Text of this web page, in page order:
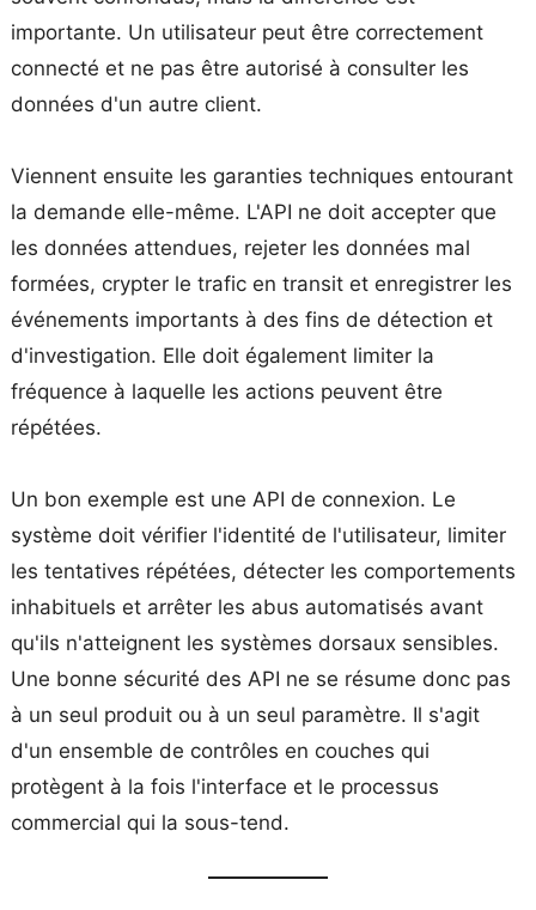
importante. Un utilisateur peut être correctement
connecté et ne pas être autorisé à consulter les
données d'un autre client.
Viennent ensuite les garanties techniques entourant
la demande elle-même. L'API ne doit accepter que
les données attendues, rejeter les données mal
formées, crypter le trafic en transit et enregistrer les
événements importants à des fins de détection et
d'investigation. Elle doit également limiter la
fréquence à laquelle les actions peuvent être
répétées.
Un bon exemple est une API de connexion. Le
système doit vérifier l'identité de l'utilisateur, limiter
les tentatives répétées, détecter les comportements
inhabituels et arrêter les abus automatisés avant
qu'ils n'atteignent les systèmes dorsaux sensibles.
Une bonne sécurité des API ne se résume donc pas
à un seul produit ou à un seul paramètre. Il s'agit
d'un ensemble de contrôles en couches qui
protègent à la fois l'interface et le processus
commercial qui la sous-tend.